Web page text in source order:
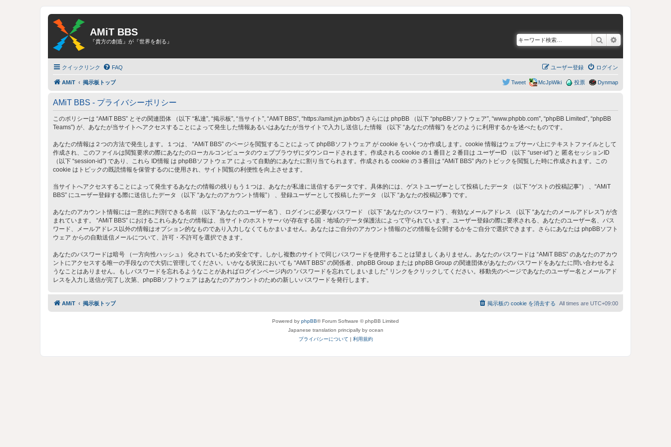
AMiT BBS
『貴方の創造』が『世界を創る』 検索
クイックリンク FAQ ログイン
ユーザー登録
AMiT 掲示板トップ Dynmap
投票
McJpWiki
Tweet
AMiT BBS - プライバシーポリシー
このポリシーは “AMiT BBS” とその関連団体 （以下 “私達”, “掲示板”, “当サイト”, “AMiT BBS”, “https://amit.jyn.jp/bbs”) さらには phpBB （以下 “phpBBソフトウェア”, “www.phpbb.com”, “phpBB Limited”, “phpBB
Teams”) が、あなたが当サイトへアクセスすることによって発生した情報あるいはあなたが当サイトで入力し送信した情報 （以下 “あなたの情報”) をどのように利用するかを述べたものです。
あなたの情報は２つの方法で発生します。１つは、 “AMiT BBS” のページを閲覧することによって phpBBソフトウェア が cookie をいくつか作成します。cookie 情報はウェブサーバ上にテキストファイルとして
作成され、このファイルは閲覧要求の際にあなたのローカルコンピュータのウェブブラウザにダウンロードされます。作成される cookie の１番目と２番目は ユーザーID （以下 “user-id”) と 匿名セッションID
（以下 “session-id”) であり、これら ID情報 は phpBBソフトウェア によって自動的にあなたに割り当てられます。作成される cookie の３番目は “AMiT BBS” 内のトピックを閲覧した時に作成されます。この
cookie はトピックの既読情報を保管するのに使用され、サイト閲覧の利便性を向上させます。
当サイトへアクセスすることによって発生するあなたの情報の残りもう１つは、あなたが私達に送信するデータです。具体的には、ゲストユーザーとして投稿したデータ （以下 “ゲストの投稿記事”） 、“AMiT
BBS” にユーザー登録する際に送信したデータ （以下 “あなたのアカウント情報”） 、登録ユーザーとして投稿したデータ （以下 “あなたの投稿記事”) です。
あなたのアカウント情報には一意的に判別できる名前 （以下 “あなたのユーザー名”) 、ログインに必要なパスワード （以下 “あなたのパスワード”) 、有効なメールアドレス （以下 “あなたのメールアドレス”) が含
まれています。 “AMiT BBS” におけるこれらあなたの情報は、当サイトのホストサーバが存在する国・地域のデータ保護法によって守られています。ユーザー登録の際に要求される、あなたのユーザー名、パス
ワード、メールアドレス以外の情報はオプション的なものであり入力しなくてもかまいません。あなたはご自分のアカウント情報のどの情報を公開するかをご自分で選択できます。さらにあなたは phpBBソフト
ウェア からの自動送信メールについて、許可・不許可を選択できます。
あなたのパスワードは暗号 （一方向性ハッシュ） 化されているため安全です。しかし複数のサイトで同じパスワードを使用することは望ましくありません。あなたのパスワードは “AMiT BBS” のあなたのアカウ
ントにアクセスする唯一の手段なので大切に管理してください。いかなる状況においても “AMiT BBS” の関係者、phpBB Group または phpBB Group の関連団体があなたのパスワードをあなたに問い合わせるよ
うなことはありません。もしパスワードを忘れるようなことがあればログインページ内の “パスワードを忘れてしまいました” リンクをクリックしてください。移動先のページであなたのユーザー名とメールアド
レスを入力し送信が完了し次第、phpBBソフトウェア はあなたのアカウントのための新しいパスワードを発行します。
AMiT 掲示板トップ All times are UTC+09:00
掲示板の cookie を消去する
Powered by phpBB® Forum Software © phpBB Limited
Japanese translation principally by ocean
プライバシーについて | 利用規約